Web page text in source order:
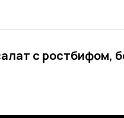
с ростбифом,